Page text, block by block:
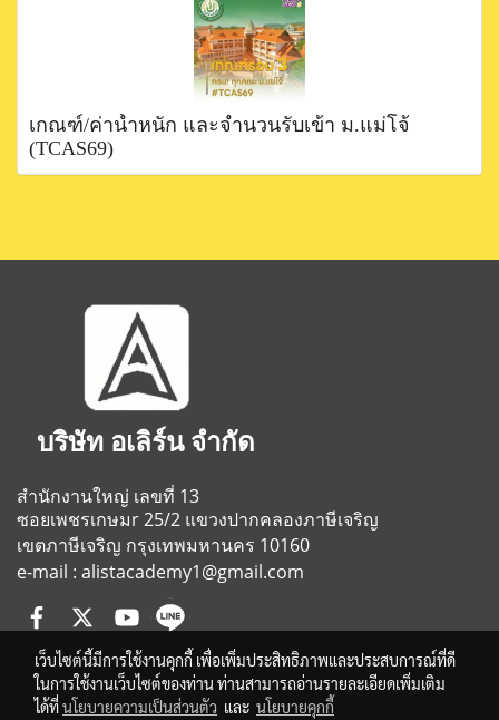
เกณฑ์/ค่าน้ำหนัก และจำนวนรับเข้า ม.แม่โจ้
(TCAS69)
บริษัท อเลิร์น จำกัด
สำนักงานใหญ่ เลขที่ 13
ซอยเพชรเกษมr 25/2 แขวงปากคลองภาษีเจริญ
เขตภาษีเจริญ กรุงเทพมหานคร 10160
e-mail : alistacademy1@gmail.com
เว็บไซต์นี้มีการใช้งานคุกกี้ เพื่อเพิ่มประสิทธิภาพและประสบการณ์ที่ดี
ในการใช้งานเว็บไซต์ของท่าน ท่านสามารถอ่านรายละเอียดเพิ่มเติม
ได้ที่นโยบายความเป็นส่วนตัว และ นโยบายคุกกี้